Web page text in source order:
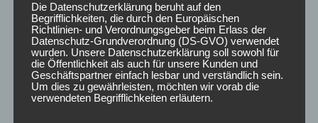
5
Die Datenschutzerklärung beruht auf den
Begrifflichkeiten, die durch den Europäischen
Richtlinien- und Verordnungsgeber beim Erlass der
Datenschutz-Grundverordnung (DS-GVO) verwendet
wurden. Unsere Datenschutzerklärung soll sowohl für
die Öffentlichkeit als auch für unsere Kunden und
Geschäftspartner einfach lesbar und verständlich sein.
Um dies zu gewährleisten, möchten wir vorab die
verwendeten Begrifflichkeiten erläutern.